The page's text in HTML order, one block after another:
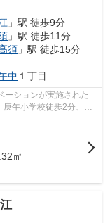
」駅 徒歩9分
」駅 徒歩11分
須 」駅 徒歩15分
中 １丁目
午小学校徒歩2分、庚
㎡